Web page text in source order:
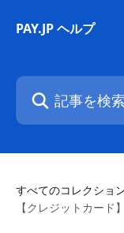
PAY.JP ヘルプ
記事を検索...
すべてのコレクショ
【クレジットカード